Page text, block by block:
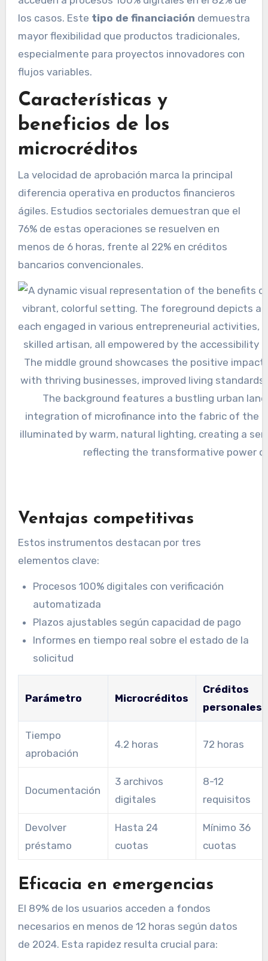
los casos. Este tipo de financiación demuestra
mayor flexibilidad que productos tradicionales,
especialmente para proyectos innovadores con
flujos variables.
Características y
beneficios de los
microcréditos
La velocidad de aprobación marca la principal
diferencia operativa en productos financieros
ágiles. Estudios sectoriales demuestran que el
76% de estas operaciones se resuelven en
menos de 6 horas, frente al 22% en créditos
bancarios convencionales.
Ventajas competitivas
Estos instrumentos destacan por tres
elementos clave:
Procesos 100% digitales con verificación
automatizada
Plazos ajustables según capacidad de pago
Informes en tiempo real sobre el estado de la
solicitud
Parámetro Microcréditos
Créditos
personales
Tiempo
aprobación
4.2 horas 72 horas
Documentación
3 archivos
digitales
8-12
requisitos
Devolver
préstamo
Hasta 24
cuotas
Mínimo 36
cuotas
Eficacia en emergencias
El 89% de los usuarios acceden a fondos
necesarios en menos de 12 horas según datos
de 2024. Esta rapidez resulta crucial para: